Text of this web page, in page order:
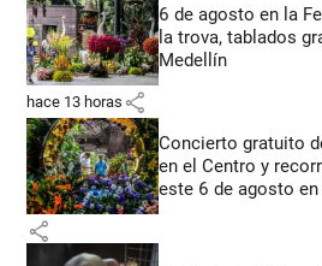
6 de agosto en la
la trova, tablados
Medellín
hace 13 horas share
Concierto gratuito
en el Centro y
este 6 de agosto
share